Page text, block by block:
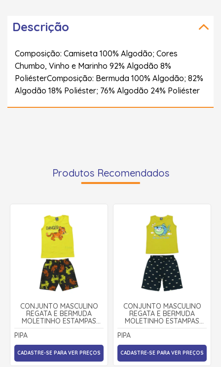
Descrição
Composição: Camiseta 100% Algodão; Cores
Chumbo, Vinho e Marinho 92% Algodão 8%
PoliésterComposição: Bermuda 100% Algodão; 82%
Algodão 18% Poliéster; 76% Algodão 24% Poliéster
Produtos Recomendados
CONJUNTO MASCULINO
REGATA E BERMUDA
MOLETINHO ESTAMPAS
SORTIDAS 9000888 - PIPA
PIPA
CADASTRE-SE PARA VER PREÇOS
CONJUNTO MASCULINO
REGATA E BERMUDA
MOLETINHO ESTAMPAS
SORTIDAS 9000922 - PIPA
PIPA
CADASTRE-SE PARA VER PREÇOS